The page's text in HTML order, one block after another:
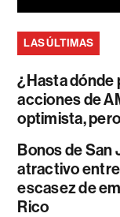
LAS ÚLTIMAS
¿Hasta dónde
acciones de
optimista,
Bonos de San
atractivo
escasez de
Rico